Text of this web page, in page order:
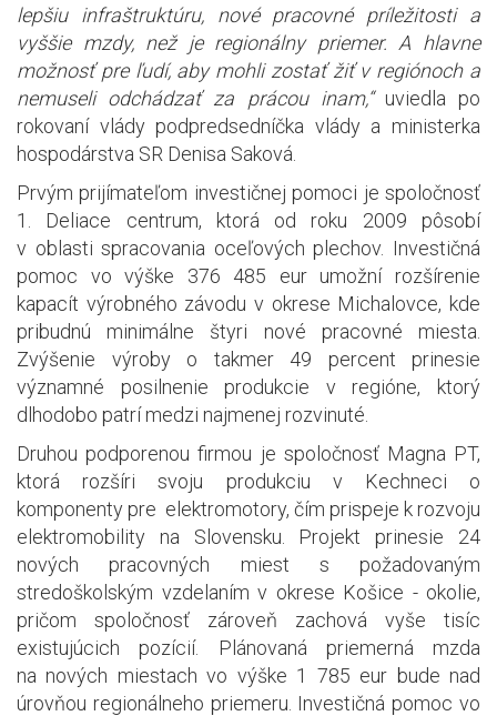
lepšiu infraštruktúru, nové pracovné príležitosti a
vyššie mzdy, než je regionálny priemer. A hlavne
možnosť pre ľudí, aby mohli zostať žiť v regiónoch a
nemuseli odchádzať za prácou inam,“uviedla po
rokovaní vlády podpredsedníčka vlády a ministerka
hospodárstva SR Denisa Saková.
Prvým prijímateľom investičnej pomoci je spoločnosť
1. Deliace centrum, ktorá od roku 2009 pôsobí
v oblasti spracovania oceľových plechov. Investičná
pomoc vo výške 376 485 eur umožní rozšírenie
kapacít výrobného závodu v okrese Michalovce, kde
pribudnú minimálne štyri nové pracovné miesta.
Zvýšenie výroby o takmer 49 percent prinesie
významné posilnenie produkcie v regióne, ktorý
dlhodobo patrí medzi najmenej rozvinuté.
Druhou podporenou firmou je spoločnosť Magna PT,
ktorá rozšíri svoju produkciu v Kechneci o
komponenty pre elektromotory, čím prispeje k rozvoju
elektromobility na Slovensku. Projekt prinesie 24
nových pracovných miest s požadovaným
stredoškolským vzdelaním v okrese Košice - okolie,
pričom spoločnosť zároveň zachová vyše tisíc
existujúcich pozícií. Plánovaná priemerná mzda
na nových miestach vo výške 1 785 eur bude nad
úrovňou regionálneho priemeru. Investičná pomoc vo